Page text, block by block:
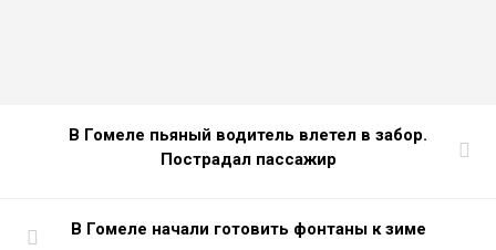
В Гомеле пьяный водитель влетел в забор.
Пострадал пассажир
В Гомеле начали готовить фонтаны к зиме